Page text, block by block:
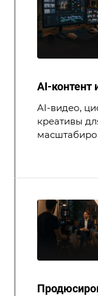
AI-контент
AI-видео,
креативы